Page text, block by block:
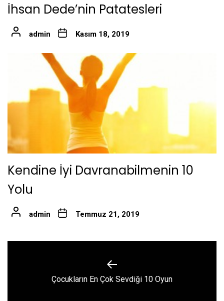
İhsan Dede’nin Patatesleri
admin Kasım 18, 2019
Kendine İyi Davranabilmenin 10
Yolu
admin Temmuz 21, 2019
Previous
Çocukların En Çok Sevdiği 10 Oyun